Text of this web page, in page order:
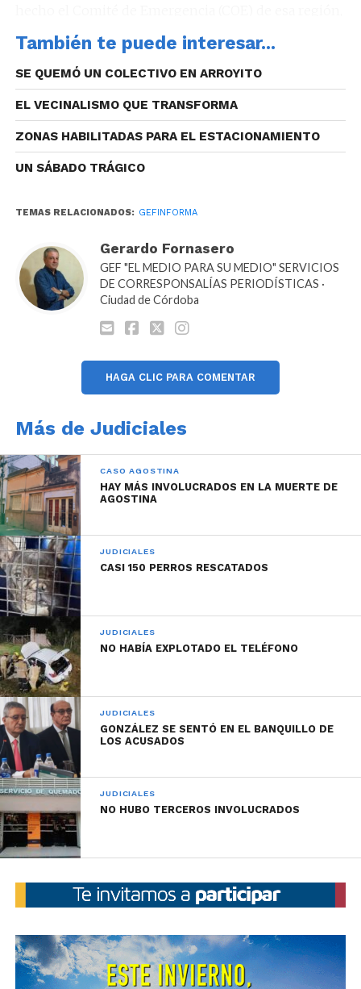
y epidemiología de la provincia a fin de determinar
el alcance del desplazamiento de la mujer. La
persona que la atendió por el trámite realizado por la
imputada quedó aislada y se verifica su estado de
salud.
También te puede interesar...
SE QUEMÓ UN COLECTIVO EN ARROYITO
EL VECINALISMO QUE TRANSFORMA
ZONAS HABILITADAS PARA EL ESTACIONAMIENTO
UN SÁBADO TRÁGICO
TEMAS RELACIONADOS: GEFINFORMA
Gerardo Fornasero
GEF "EL MEDIO PARA SU MEDIO" SERVICIOS
DE CORRESPONSALÍAS PERIODÍSTICAS ·
Ciudad de Córdoba
HAGA CLIC PARA COMENTAR
Más de Judiciales
CASO AGOSTINA
HAY MÁS INVOLUCRADOS EN LA MUERTE DE
AGOSTINA
JUDICIALES
CASI 150 PERROS RESCATADOS
JUDICIALES
NO HABÍA EXPLOTADO EL TELÉFONO
JUDICIALES
GONZÁLEZ SE SENTÓ EN EL BANQUILLO DE
LOS ACUSADOS
JUDICIALES
NO HUBO TERCEROS INVOLUCRADOS